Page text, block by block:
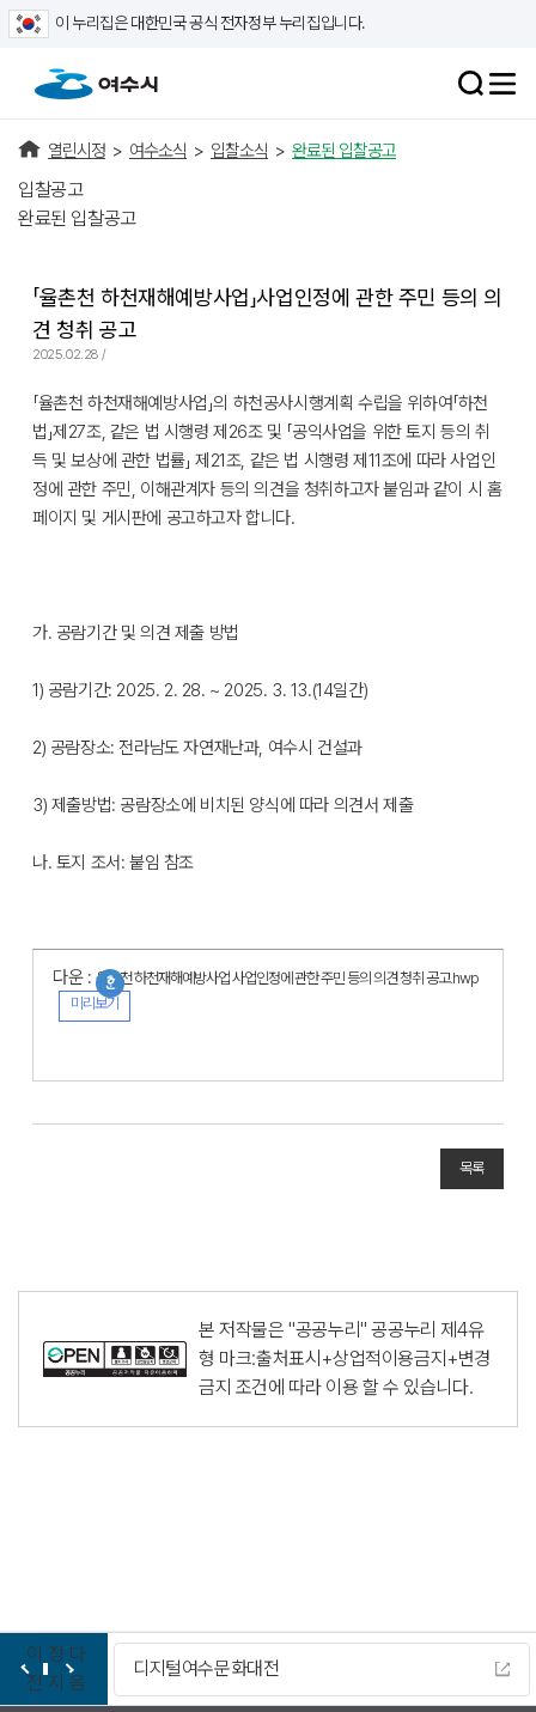
이 누리집은 대한민국 공식 전자정부 누리집입니다.
열린시정 > 여수소식 > 입찰소식 > 완료된 입찰공고
입찰공고
완료된 입찰공고
「율촌천 하천재해예방사업」사업인정에 관한 주민 등의 의
견 청취 공고
2025.02.28 /
「율촌천 하천재해예방사업」의 하천공사시행계획 수립을 위하여「하천
법」제27조, 같은 법 시행령 제26조 및 「공익사업을 위한 토지 등의 취
득 및 보상에 관한 법률」 제21조, 같은 법 시행령 제11조에 따라 사업인
정에 관한 주민, 이해관계자 등의 의견을 청취하고자 붙임과 같이 시 홈
페이지 및 게시판에 공고하고자 합니다.
가. 공람기간 및 의견 제출 방법
1) 공람기간: 2025. 2. 28. ~ 2025. 3. 13.(14일간)
2) 공람장소: 전라남도 자연재난과, 여수시 건설과
3) 제출방법: 공람장소에 비치된 양식에 따라 의견서 제출
나. 토지 조서: 붙임 참조
다운 : 율촌천 하천재해예방사업 사업인정에 관한 주민 등의 의견 청취 공고.hwp
미리보기
목록
본 저작물은 "공공누리"공공누리 제4유
형 마크:출처표시+상업적이용금지+변경
금지 조건에 따라 이용 할 수 있습니다.
이
전
정
지
다
음
디지털여수문화대전